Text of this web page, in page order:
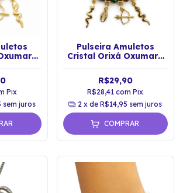
Pix
sem juros
Pulseira Amuletos
Cristal Orixá Oxumarê
R$29,90
R$28,41com Pix
2 x deR$14,95 sem juros
COMPRAR